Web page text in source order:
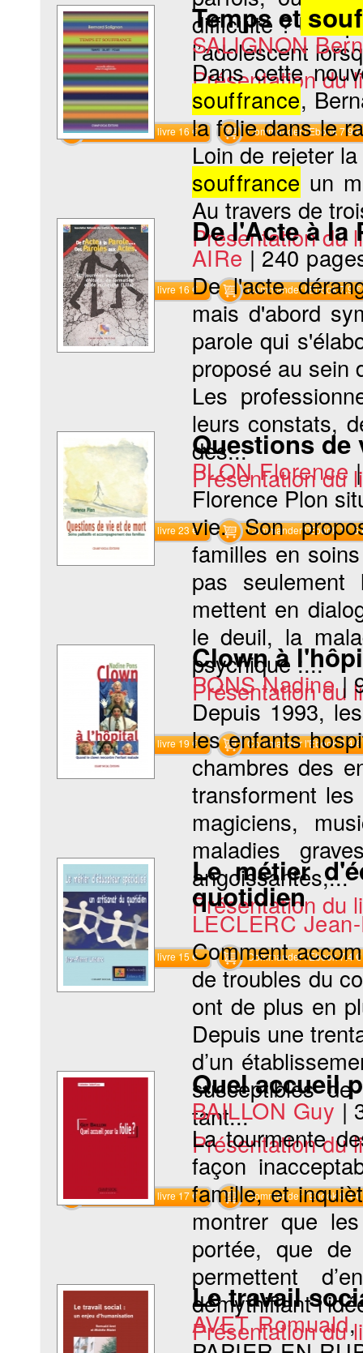
difficulté ? Une
l’adolescent
Présentation du
Commander le livre 16 € Commander l'Ebook 7.9 €
Temps et
SALIGNON
Dans cette
souffrance,
la folie dans le
Loin de rejeter
souffrance un
Au travers de
Présentation du
Commander le livre 16 € Commander l'Ebook 7.9 €
De l'Acte à la
AIRe |240
De l'acte
mais d'abord
parole qui
proposé au sein
Les
leurs constats,
des...
Présentation du
Commander le livre 23 € Commander l'Ebook 11.5
Questions de
PLON Florence
Florence Plon
vie. Son
familles en
pas
mettent en
le deuil, la
psychique :...
Présentation du
Commander le livre 19 € Commander l'Ebook 9.4 €
Clown à
PONS Nadine |
Depuis 1993,
les enfants
chambres des
transforment
magiciens,
maladies
angoissantes,...
Présentation du
Commander le livre 15 € Commander l'Ebook 7.4 €
Le métier
quotidien
LECLERC
Comment
de troubles du
ont de plus en
Depuis une
d’un
susceptibles
tant...
Présentation du
Commander le livre 17 € Commander l'Ebook 8.4 €
Quel accueil
BAILLON Guy |
La tourmente
façon
famille, et
montrer que
portée, que de
permettent
démythifiant
Présentation du
Le travail
AVET Romuald